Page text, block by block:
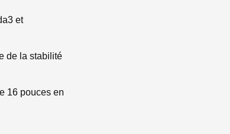
et
de la stabilité
16 pouces en